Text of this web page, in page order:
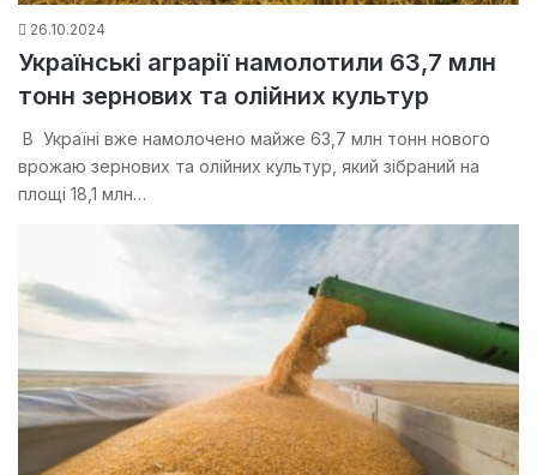
26.10.2024
Українські аграрії намолотили 63,7 млн
тонн зернових та олійних культур
В Україні вже намолочено майже 63,7 млн тонн нового
врожаю зернових та олійних культур, який зібраний на
площі 18,1 млн…